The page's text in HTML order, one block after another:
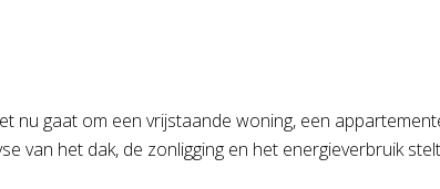
nu gaat om een vrijstaande woning, een
van het dak, de zonligging en het energieverbruik